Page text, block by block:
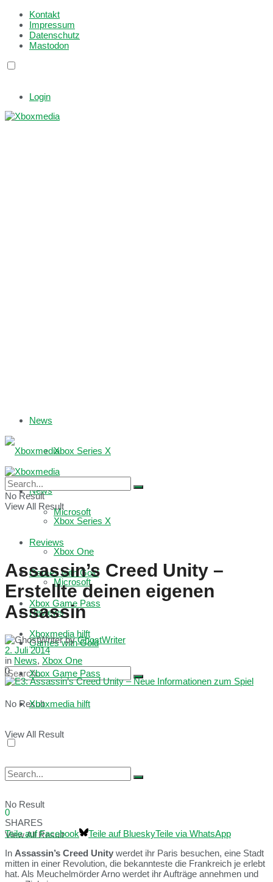
Kontakt
Impressum
Datenschutz
Mastodon
Login
News
Xbox Series X
Microsoft
Reviews
Games with Gold
Xbox Game Pass
Xboxmedia hilft
No Result
View All Result
News
Xbox Series X
Xbox One
Microsoft
Reviews
Games with Gold
Xbox Game Pass
Xboxmedia hilft
No Result
View All Result
No Result
View All Result
Assassin’s Creed Unity –
Erstellte deinen eigenen
Assassin
by GhostWriter
2. Juli 2014
in News, Xbox One
0
0
SHARES
Teile auf Facebook
Teile auf BlueskyTeile via WhatsApp
In Assassin’s Creed Unity werdet ihr Paris besuchen, eine Stadt
mitten in einer Revolution, die bekannteste die Frankreich je erlebt
hat. Als Meuchelmörder Arno werdet ihr Aufträge annehmen und